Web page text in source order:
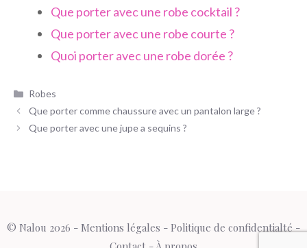
Que porter avec une robe cocktail ?
Que porter avec une robe courte ?
Quoi porter avec une robe dorée ?
Catégories
Robes
Que porter comme chaussure avec un pantalon large ?
Que porter avec une jupe a sequins ?
© Nalou 2026 - Mentions légales - Politique de confidentialté-